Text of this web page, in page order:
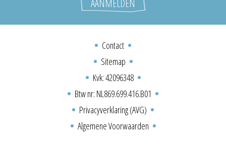
Contact
Sitemap
Kvk: 42096348
Btw nr: NL869.699.416.B01
Privacyverklaring (AVG)
Algemene Voorwaarden